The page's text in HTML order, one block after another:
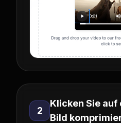
2
Klicken Sie
Bild